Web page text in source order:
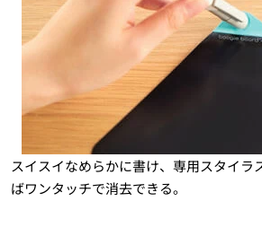
スイスイなめらかに書け、専用スタイラ
ばワンタッチで消去できる。